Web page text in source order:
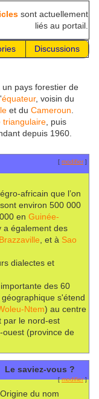
sont actuellement
liés au portail.
Discussions
un pays forestier de
équateur, voisin du
et du Cameroun
triangulaire , puis
depuis 1960.
[ modifier]
africain que l’on
environ 500 000
en Guinée-
a également des
, et à Sao
dialectes et
des 60
s'étend
Ntem) au centre
par le nord-est
ouest (province de
Le saviez-vous ?
[modifier]
du nom